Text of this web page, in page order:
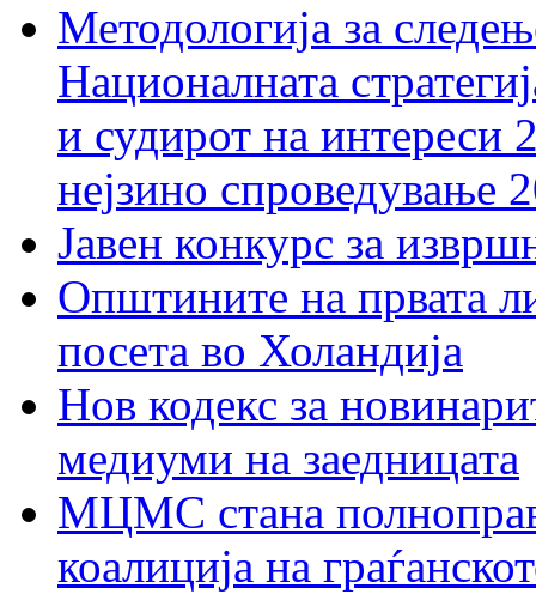
Методологија за
Националната
и судирот на интереси
нејзино спроведување
Јавен конкурс за
Општините на првата
посета во Холандија
Нов кодекс за
медиуми на заедницата
МЦМС стана
коалиција на